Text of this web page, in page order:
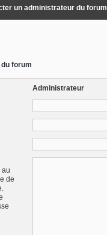
un administrateur du forum
forum
Administrateur
au
de